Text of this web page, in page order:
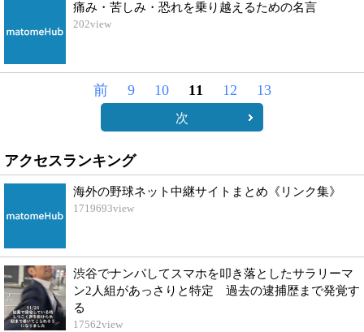
痛み・苦しみ・恐れを乗り越えるための名言
202view
前 9 10 11 12 13
次
アクセスランキング
海外の野球ネット中継サイトまとめ《リンク集》
1719693view
渋谷でナンパしてスマホを叩き落としたサラリーマ
ン2人組があっさりと特定 過去の逮捕歴まで発覚す
る
17562view